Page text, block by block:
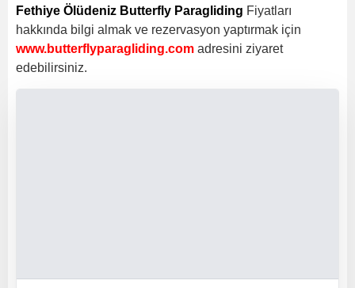
Fethiye Ölüdeniz Butterfly Paragliding Fiyatları
hakkında bilgi almak ve rezervasyon yaptırmak için
www.butterflyparagliding.com adresini ziyaret
edebilirsiniz.